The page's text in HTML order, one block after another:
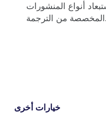
أنواع المنشورات
المخصصة من الترجمة.
خيارات أخرى